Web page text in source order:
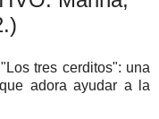
tres cerditos": una
adora ayudar a la